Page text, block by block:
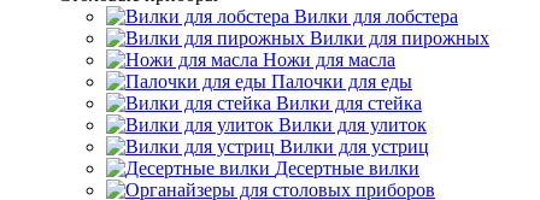
Вилки для лобстера
Вилки для пирожных
Ножи для масла
Палочки для еды
Вилки для стейка
Вилки для улиток
Вилки для устриц
Десертные вилки